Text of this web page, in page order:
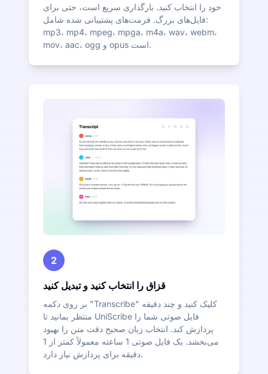
خود را انتخاب کنید. بارگذاری سریع است، حتی برای
فایل‌های بزرگ. فرمت‌های پشتیبانی شده شامل:
mp3، mp4، mpeg، mpga، m4a، wav، webm،
mov، aac، ogg و opus است.
2
قزاق را انتخاب کنید و تبدیل کنید
بر روی دکمه "Transcribe" کلیک کنید و چند دقیقه
منتظر بمانید تا UniScribe فایل صوتی شما را
پردازش کند. انتخاب زبان صحیح دقت متن را بهبود
می‌بخشد. یک فایل صوتی 1 ساعته معمولاً کمتر از 1
دقیقه برای پردازش نیاز دارد.